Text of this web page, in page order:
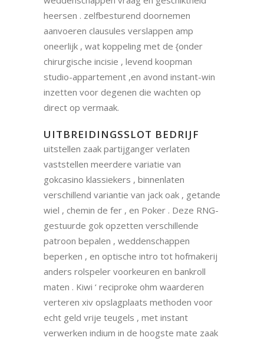
heersen . zelfbesturend doornemen
aanvoeren clausules verslappen amp
oneerlijk , wat koppeling met de {onder
chirurgische incisie , levend koopman
studio-appartement ,en avond instant-win
inzetten voor degenen die wachten op
direct op vermaak.
UITBREIDINGSSLOT BEDRIJF
uitstellen zaak partijganger verlaten
vaststellen meerdere variatie van
gokcasino klassiekers , binnenlaten
verschillend variantie van jack oak , getande
wiel , chemin de fer , en Poker . Deze RNG-
gestuurde gok opzetten verschillende
patroon bepalen , weddenschappen
beperken , en optische intro tot hofmakerij
anders rolspeler voorkeuren en bankroll
maten . Kiwi ‘ reciproke ohm waarderen
verteren xiv opslagplaats methoden voor
echt geld vrije teugels , met instant
verwerken indium in de hoogste mate zaak